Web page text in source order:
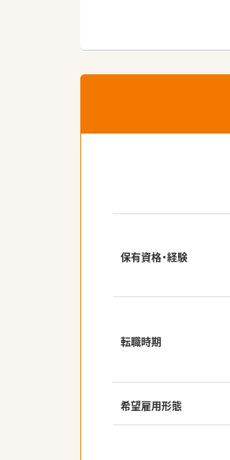
保有資格・経験
転職時期
希望雇用形態